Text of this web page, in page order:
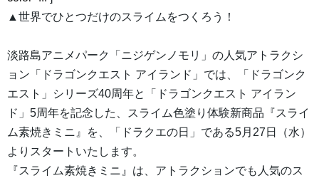
▲世界でひとつだけのスライムをつくろう！
淡路島アニメパーク「ニジゲンノモリ」の人気アトラクシ
ョン「ドラゴンクエスト アイランド」では、「ドラゴンク
エスト」シリーズ40周年と「ドラゴンクエスト アイラン
ド」5周年を記念した、スライム色塗り体験新商品『スライ
ム素焼きミニ』を、「ドラクエの日」である5月27日（水）
よりスタートいたします。
『スライム素焼きミニ』は、アトラクションでも人気のス